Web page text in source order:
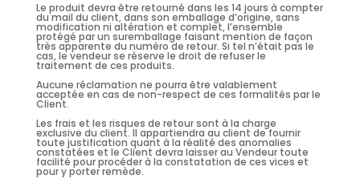
Le produit devra être retourné dans les 14 jours à compter
du mail du client, dans son emballage d’origine, sans
modification ni altération et complet, l’ensemble
protégé par un suremballage faisant mention de façon
très apparente du numéro de retour. Si tel n’était pas le
cas, le vendeur se réserve le droit de refuser le
traitement de ces produits.
Aucune réclamation ne pourra être valablement
acceptée en cas de non-respect de ces formalités par le
Client.
Les frais et les risques de retour sont à la charge
exclusive du client. Il appartiendra au client de fournir
toute justification quant à la réalité des anomalies
constatées et le Client devra laisser au Vendeur toute
facilité pour procéder à la constatation de ces vices et
pour y porter remède.